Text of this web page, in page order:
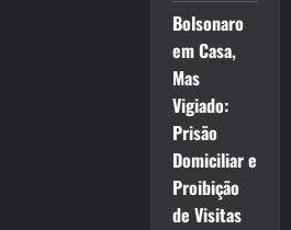
Bolsonaro
em Casa,
Mas
Vigiado:
Prisão
Domiciliar e
Proibição
de Visitas